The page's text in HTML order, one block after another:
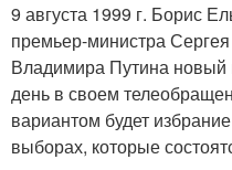
9 августа 1999 г. Борис
премьер-министра
Владимира Путина новый
день в своем
вариантом будет
выборах, которые